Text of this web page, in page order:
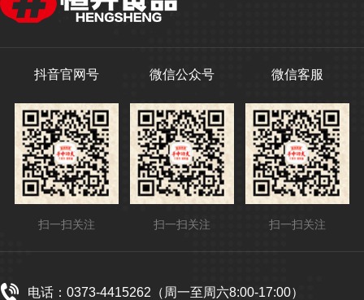
抖音官网号
扫一扫关注
微信公众号
扫一扫关注
微信客服
扫一扫关注
电话：0373-4415262（周一至周六8:00-17:00）